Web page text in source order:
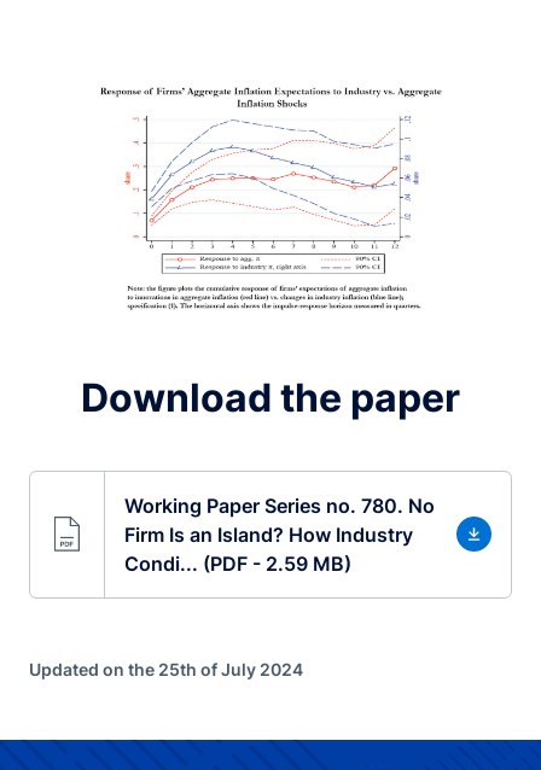
Download the paper
Working Paper Series no. 780. No
Firm Is an Island? How Industry
Condi... (PDF - 2.59 MB)
Updated on the 25th of July 2024